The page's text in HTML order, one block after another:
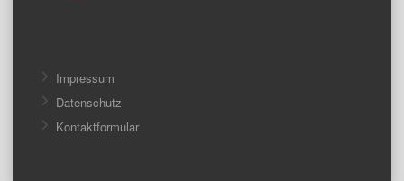
Impressum
Datenschutz
Kontaktformular